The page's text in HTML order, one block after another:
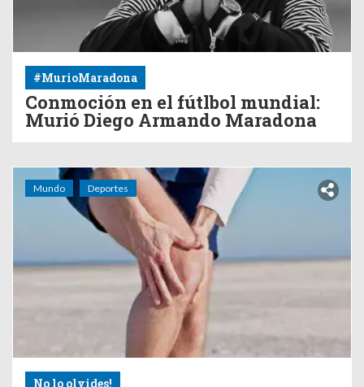
#MurioMaradona
Conmoción en el fútlbol mundial:
Murió Diego Armando Maradona
Mundo Deportes
No lo olvides!